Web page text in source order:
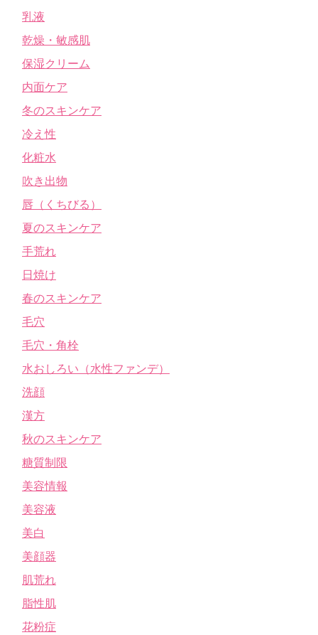
乳液
乾燥・敏感肌
保湿クリーム
内面ケア
冬のスキンケア
冷え性
化粧水
吹き出物
唇（くちびる）
夏のスキンケア
手荒れ
日焼け
春のスキンケア
毛穴
毛穴・角栓
水おしろい（水性ファンデ）
洗顔
漢方
秋のスキンケア
糖質制限
美容情報
美容液
美白
美顔器
肌荒れ
脂性肌
花粉症